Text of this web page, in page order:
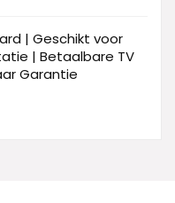
| Geschikt voor
| Betaalbare TV
Garantie